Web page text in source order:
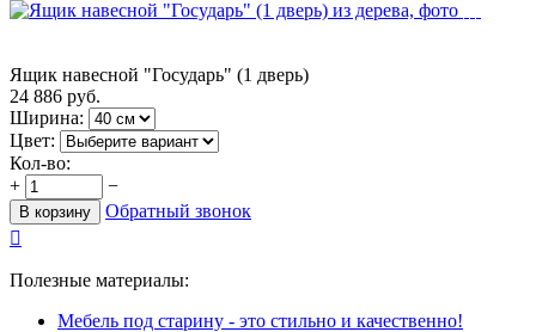
Ящик навесной "Государь" (1 дверь)
24 886 руб.
Ширина:
Цвет:
Кол-во:
+
−
В корзину
Обратный звонок

Полезные материалы:
Мебель под старину - это стильно и качественно!